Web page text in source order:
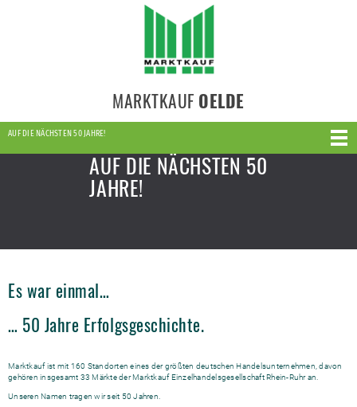
MARKTKAUF OELDE
AUF DIE NÄCHSTEN 50 JAHRE!
AUF DIE NÄCHSTEN 50
JAHRE!
Es war einmal…
… 50 Jahre Erfolgsgeschichte.
Marktkauf ist mit 160 Standorten eines der größten deutschen Handelsunternehmen, davon
gehören insgesamt 33 Märkte der Marktkauf Einzelhandelsgesellschaft Rhein-Ruhr an.
Unseren Namen tragen wir seit 50 Jahren.